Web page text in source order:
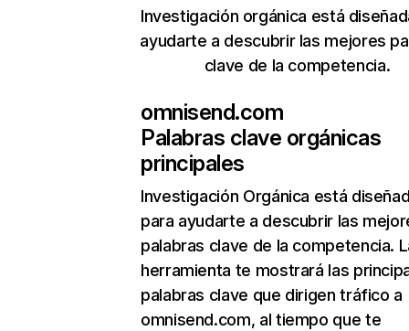
Investigación orgánica está
ayudarte a descubrir las mejores
clave de la competencia.
omnisend.com
Palabras clave orgánicas
principales
Investigación Orgánica está
para ayudarte a descubrir las
palabras clave de la competencia.
herramienta te mostrará las
palabras clave que dirigen tráfico a
omnisend.com, al tiempo que te